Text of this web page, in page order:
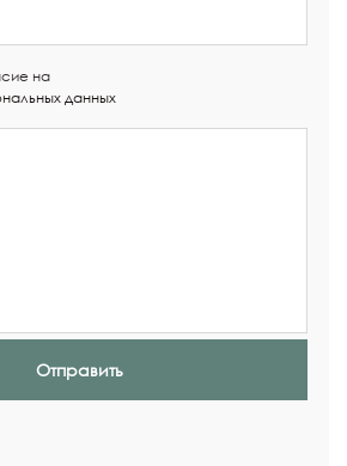
на
данных
Отправить